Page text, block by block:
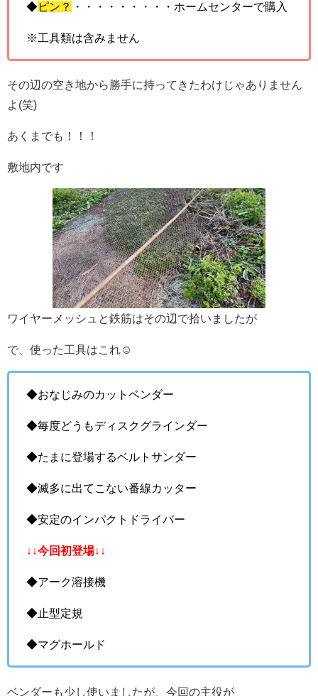
◆ピン？ ・・・・・・・・・ホームセンターで購入
※工具類は含みません
その辺の空き地から勝手に持ってきたわけじゃありません
よ(笑)
あくまでも！！！
敷地内です
ワイヤーメッシュと鉄筋はその辺で拾いましたが
で、使った工具はこれ☺
◆おなじみのカットベンダー
◆毎度どうもディスクグラインダー
◆たまに登場するベルトサンダー
◆滅多に出てこない番線カッター
◆安定のインパクトドライバー
↓↓今回初登場↓↓
◆アーク溶接機
◆止型定規
◆マグホールド
ベンダーも少し使いましたが、今回の主役が